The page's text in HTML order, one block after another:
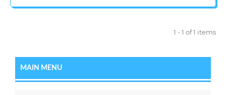
1 - 1 of 1 items
MAIN MENU